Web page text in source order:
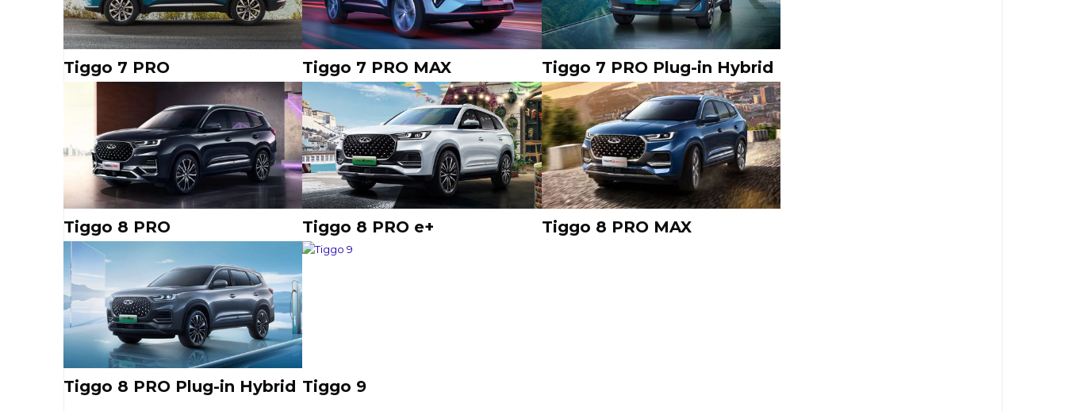
Tiggo 7 PRO Tiggo 7 PRO MAX Tiggo 7 PRO Plug-in Hybrid
Tiggo 8 PRO Tiggo 8 PRO e+ Tiggo 8 PRO MAX
Tiggo 8 PRO Plug-in Hybrid Tiggo 9